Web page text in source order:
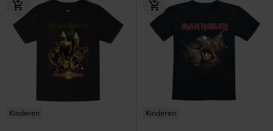
Kinderen Kinderen